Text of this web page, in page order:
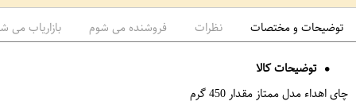
توضیحات و مختصات نظرات فروشنده می شوم بازاریاب می
توضیحات کالا
چای اهداء مدل ممتاز مقدار 450 گرم